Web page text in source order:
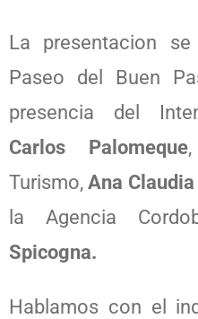
La presentacion
Paseo del Buen
presencia del
Carlos Palomeque
Turismo,Ana
la Agencia
Spicogna.
Hablamos con el